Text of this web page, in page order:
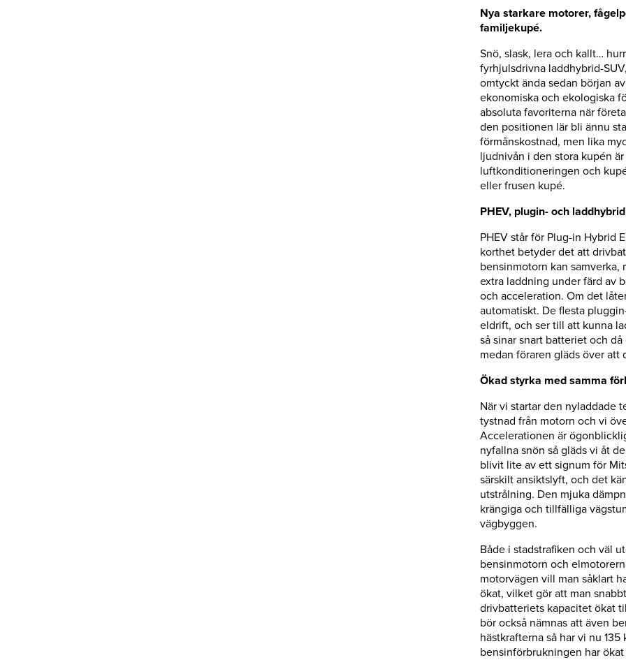
Nya starkare motorer,
familjekupé.
Snö, slask, lera och kallt…
fyrhjulsdrivna laddhybrid-
omtyckt ända sedan början
ekonomiska och ekologiska
absoluta favoriterna när
den positionen lär bli ännu
förmånskostnad, men lika
ljudnivån i den stora kupén
luftkonditioneringen och
eller frusen kupé.
PHEV, plugin- och laddhybrid
PHEV står för Plug-in Hybrid
korthet betyder det att
bensinmotorn kan
extra laddning under färd av
och acceleration. Om det
automatiskt. De flesta
eldrift, och ser till att kunna
så sinar snart batteriet och
medan föraren gläds över att
Ökad styrka med samma
När vi startar den nyladdade
tystnad från motorn och vi
Accelerationen är
nyfallna snön så gläds vi åt
blivit lite av ett signum för
särskilt ansiktslyft, och det
utstrålning. Den mjuka
krängiga och tillfälliga
vägbyggen.
Både i stadstrafiken och väl
bensinmotorn och
motorvägen vill man såklart
ökat, vilket gör att man
drivbatteriets kapacitet ökat
bör också nämnas att även
hästkrafterna så har vi nu
bensinförbrukningen har